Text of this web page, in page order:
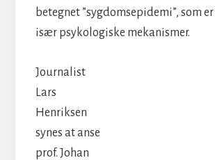
betegnet ”sygdomsepidemi”, som
især psykologiske mekanismer.
Journalist
Lars
Henriksen
synes at anse
prof. Johan